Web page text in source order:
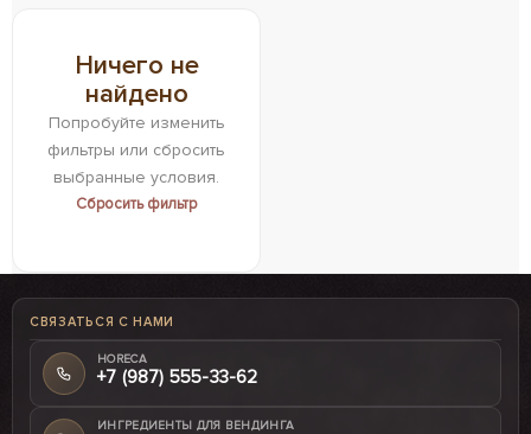
Ничего не
найдено
Попробуйте изменить
фильтры или сбросить
выбранные условия.
Сбросить фильтр
СВЯЗАТЬСЯ С НАМИ
HORECA
+7 (987) 555-33-62
ИНГРЕДИЕНТЫ ДЛЯ ВЕНДИНГА